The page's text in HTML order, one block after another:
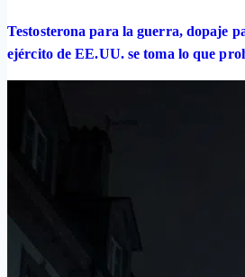
Testosterona para la guerra, dopaje
ejército de EE.UU. se toma lo que